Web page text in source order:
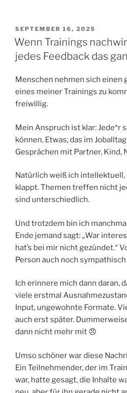
VERÖFFENTLICHT
AM
SEPTEMBER 16, 2025
Wenn Trainings
jedes Feedback das
Menschen nehmen sich einen
eines meiner Trainings zu
freiwillig.
Mein Anspruch ist klar: Jede*r
können. Etwas, das im
Gesprächen mit Partner, Kind,
Natürlich weiß ich intellektuell,
klappt. Themen treffen nicht
sind unterschiedlich.
Und trotzdem bin ich
Ende jemand sagt: „War
hat’s bei mir nicht gezündet.“
Person auch noch
Ich erinnere mich dann daran,
viele erstmal
Input, ungewohnte Formate.
auch erst später.
dann nicht mehr mit 😠
Umso schöner war diese
Ein Teilnehmender, der im
war, hatte gesagt, die Inhalte